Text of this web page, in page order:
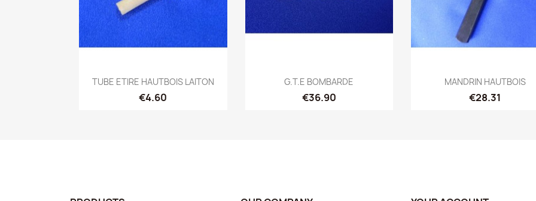
Quick view
TUBE ETIRE HAUTBOIS LAITON
€4.60
Quick view
G.T.E BOMBARDE
€36.90
Quick view
MANDRIN HAUTBOIS
€28.31